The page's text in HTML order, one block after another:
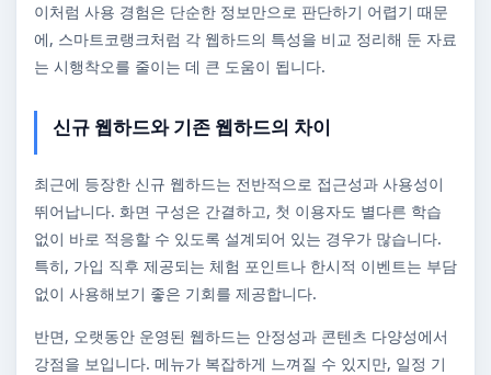
이처럼 사용 경험은 단순한 정보만으로 판단하기 어렵기 때문
에, 스마트코랭크처럼 각 웹하드의 특성을 비교 정리해 둔 자료
는 시행착오를 줄이는 데 큰 도움이 됩니다.
신규 웹하드와 기존 웹하드의 차이
최근에 등장한 신규 웹하드는 전반적으로 접근성과 사용성이
뛰어납니다. 화면 구성은 간결하고, 첫 이용자도 별다른 학습
없이 바로 적응할 수 있도록 설계되어 있는 경우가 많습니다.
특히, 가입 직후 제공되는 체험 포인트나 한시적 이벤트는 부담
없이 사용해보기 좋은 기회를 제공합니다.
반면, 오랫동안 운영된 웹하드는 안정성과 콘텐츠 다양성에서
강점을 보입니다. 메뉴가 복잡하게 느껴질 수 있지만, 일정 기